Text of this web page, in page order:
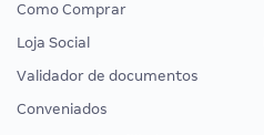
Como Comprar
Loja Social
Validador de documentos
Conveniados